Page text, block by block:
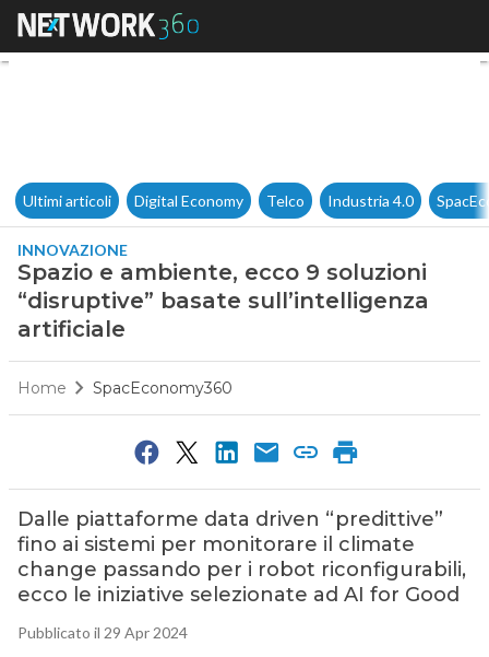
Spazio e ambiente, ecco 9
Ultimi articoli Digital Economy Telco Industria 4.0
INNOVAZIONE
Spazio e ambiente, ecco 9 soluzioni
“disruptive” basate sull’intelligenza
artificiale
Home SpacEconomy360
Dalle piattaforme data driven “predittive”
fino ai sistemi per monitorare il climate
change passando per i robot riconfigurabili,
ecco le iniziative selezionate ad AI for Good
Pubblicato il 29 Apr 2024